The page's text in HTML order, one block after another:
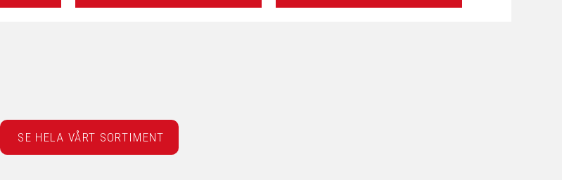
SE HELA VÅRT SORTIMENT